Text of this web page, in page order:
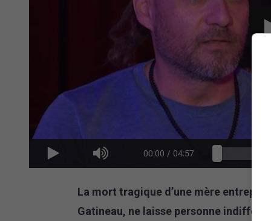
00:00 / 04:57
La mort tragique d’une mère
Gatineau, ne laisse personne